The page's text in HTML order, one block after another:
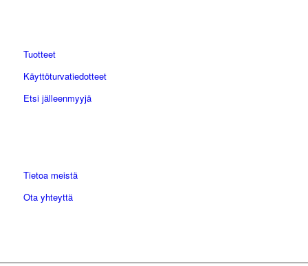
Tuotteet
Käyttöturvatiedotteet
Etsi jälleenmyyjä
Tietoa meistä
Ota yhteyttä